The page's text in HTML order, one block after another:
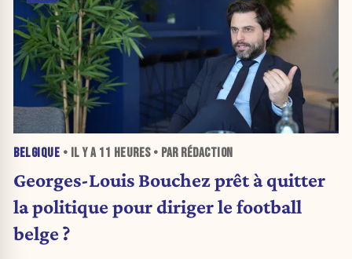
BELGIQUE • IL Y A 11 HEURES• PAR RÉDACTION
Georges-Louis Bouchez prêt à quitter
la politique pour diriger le football
belge ?